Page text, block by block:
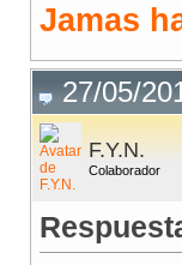
Jamas
27/05/
F.Y.N.
Colaborador